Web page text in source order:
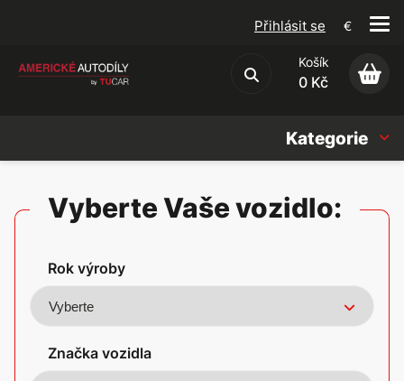
Obchodní podmínky
Přihlásit se €
Košík
0 Kč
Kategorie
Americké vozy
Vyberte Vaše vozidlo:
Rok výroby
Značka vozidla